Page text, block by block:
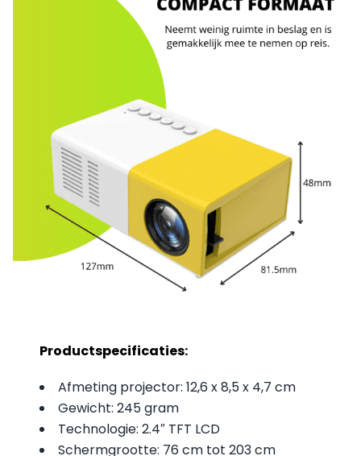
Productspecificaties:
Afmeting projector: 12,6 x 8,5 x 4,7 cm
Gewicht: 245 gram
Technologie: 2.4″ TFT LCD
Schermgrootte: 76 cm tot 203 cm